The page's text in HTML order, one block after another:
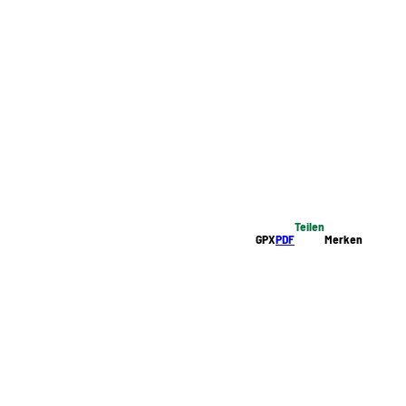
GPXPDF
Teilen
Merken